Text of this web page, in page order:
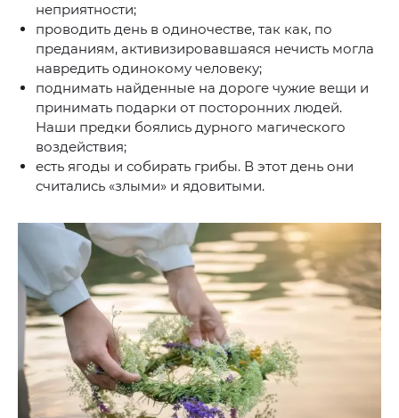
неприятности;
проводить день в одиночестве, так как, по
преданиям, активизировавшаяся нечисть могла
навредить одинокому человеку;
поднимать найденные на дороге чужие вещи и
принимать подарки от посторонних людей.
Наши предки боялись дурного магического
воздействия;
есть ягоды и собирать грибы. В этот день они
считались «злыми» и ядовитыми.